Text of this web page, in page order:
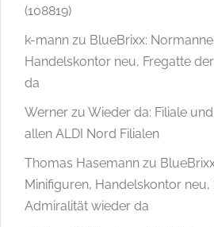
(108819)
k-mann zu BlueBrixx:
Handelskontor neu, Fregatte
da
Werner zu Wieder da: Filiale
allen ALDI Nord Filialen
Thomas Hasemann zu
Minifiguren, Handelskontor neu,
Admiralität wieder da